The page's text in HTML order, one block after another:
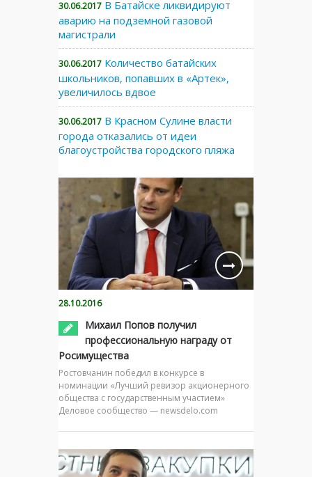
30.06.2017 В Батайске ликвидируют
аварию на подземной газовой
магистрали
30.06.2017 Количество батайских
школьников, попавших в «Артек»,
увеличилось вдвое
30.06.2017 В Красном Сулине власти
города отказались от идеи
благоустройства городского пляжа
28.10.2016
Михаил Попов получил
профессиональную награду от
Росимущества
Ростовчанин победил в конкурсе в
номинации «Лучший ревизор акционерного
общества с государственным участием»
Деловое сообщество — newsdelo.com